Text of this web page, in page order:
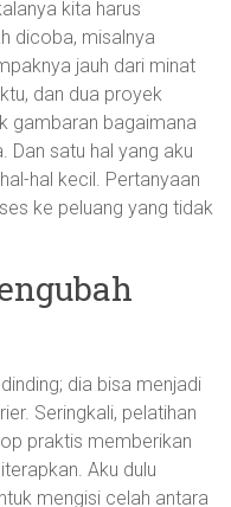
kita harus
dicoba, misalnya
jauh dari minat
dan dua proyek
gambaran bagaimana
Dan satu hal yang aku
hal kecil. Pertanyaan
ke peluang yang tidak
dia bisa menjadi
Seringkali, pelatihan
praktis memberikan
Aku dulu
mengisi celah antara